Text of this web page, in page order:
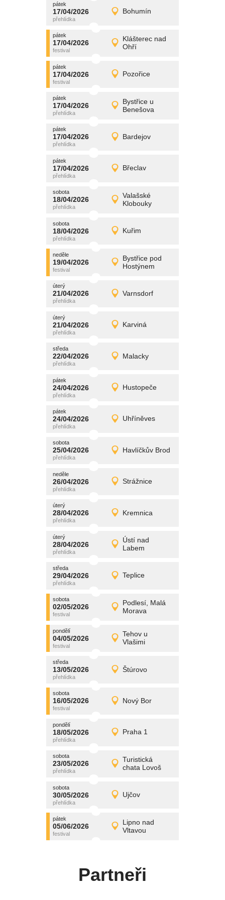
pátek
17/04/2026 Bohumín
pátek
17/04/2026 Detail
promítání
pátek
17/04/2026
Klášterec nad
Ohří
pátek
17/04/2026 Detail
promítání
pátek
17/04/2026 Pozořice
pátek
17/04/2026 Detail
promítání
pátek
17/04/2026
Bystřice u
Benešova
pátek
17/04/2026 Detail
promítání
pátek
17/04/2026 Bardejov
pátek
17/04/2026 Detail
promítání
pátek
17/04/2026 Břeclav
pátek
17/04/2026 Detail
promítání
sobota
18/04/2026
Valašské
Klobouky
sobota
18/04/2026 Detail
promítání
sobota
18/04/2026 Kuřim
sobota
18/04/2026 Detail
promítání
neděle
19/04/2026
Bystřice pod
Hostýnem
neděle
19/04/2026 Detail
promítání
úterý
21/04/2026 Varnsdorf
úterý
21/04/2026 Detail
promítání
úterý
21/04/2026 Karviná
úterý
21/04/2026 Detail
promítání
středa
22/04/2026 Malacky
středa
22/04/2026 Detail
promítání
pátek
24/04/2026 Hustopeče
pátek
24/04/2026 Detail
promítání
pátek
24/04/2026 Uhříněves
pátek
24/04/2026 Detail
promítání
sobota
25/04/2026 Havlíčkův Brod
sobota
25/04/2026 Detail
promítání
neděle
26/04/2026 Strážnice
neděle
26/04/2026 Detail
promítání
úterý
28/04/2026 Kremnica
úterý
28/04/2026 Detail
promítání
úterý
28/04/2026
Ústí nad
Labem
úterý
28/04/2026 Detail
promítání
středa
29/04/2026 Teplice
středa
29/04/2026 Detail
promítání
sobota
02/05/2026
Podlesí, Malá
Morava
sobota
02/05/2026 Detail
promítání
pondělí
04/05/2026
Tehov u
Vlašimi
pondělí
04/05/2026 Detail
promítání
středa
13/05/2026 Štúrovo
středa
13/05/2026 Detail
promítání
sobota
16/05/2026 Nový Bor
sobota
16/05/2026 Detail
promítání
pondělí
18/05/2026 Praha 1
pondělí
18/05/2026 Detail
promítání
sobota
23/05/2026
Turistická
chata Lovoš
sobota
23/05/2026 Detail
promítání
sobota
30/05/2026 Ujčov
sobota
30/05/2026 Detail
promítání
pátek
05/06/2026
Lipno nad
Vltavou
pátek
05/06/2026 Detail
promítání
Partneři